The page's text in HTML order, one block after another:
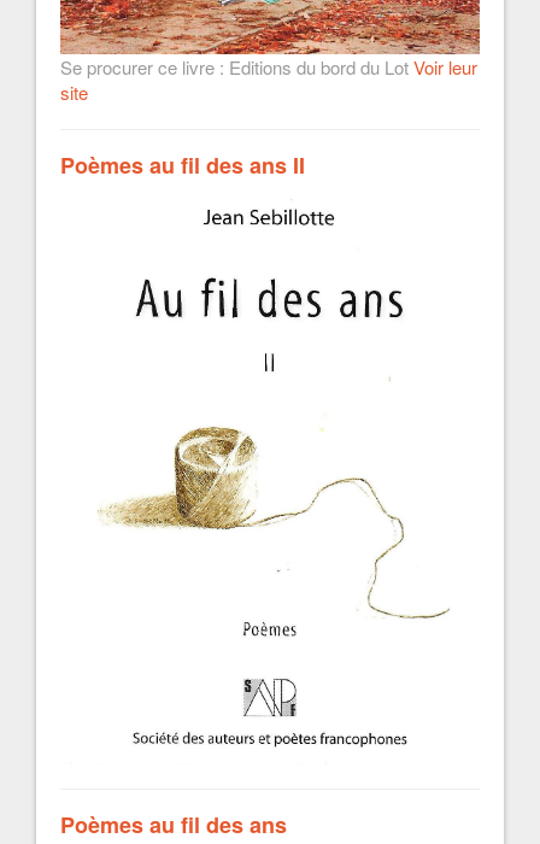
Se procurer ce livre : Editions du bord du LotVoir leur
site
Poèmes au fil des ans II
Poèmes au fil des ans